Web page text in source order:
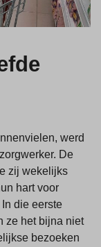
werd
De
zij wekelijks
hart voor
die eerste
ze het bijna niet
bezoeken